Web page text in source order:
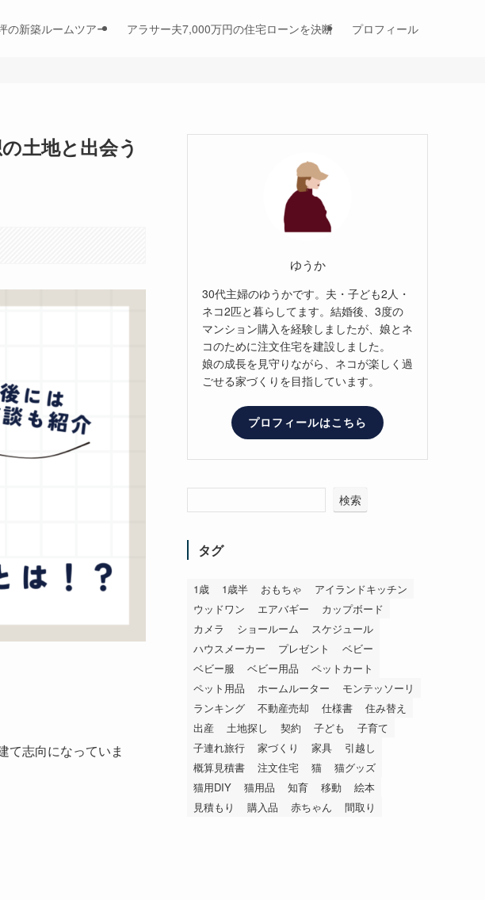
の新築ルームツアー アラサー夫7,000万円の住宅ローンを決断 プロフィール
土地と出会う
て志向になっていま
ゆうか
30代主婦のゆうかです。夫・子ども2人・
ネコ2匹と暮らしてます。結婚後、3度の
マンション購入を経験しましたが、娘とネ
コのために注文住宅を建設しました。
娘の成長を見守りながら、ネコが楽しく過
ごせる家づくりを目指しています。
プロフィールはこちら
検索
タグ
1歳 1歳半 おもちゃ
アイランドキッチン
ウッドワン
エアバギー
カップボード
カメラ
ショールーム
スケジュール
ハウスメーカー
プレゼント
ベビー
ベビー服
ベビー用品
ペットカート
ペット用品
ホームルーター
モンテッソーリ
ランキング
不動産売却 仕様書
住み替え
出産
土地探し 契約 子ども
子育て
子連れ旅行
家づくり 家具
引越し
概算見積書
注文住宅 猫
猫グッズ
猫用DIY
猫用品 知育 移動
絵本
見積もり
購入品 赤ちゃん 間取り